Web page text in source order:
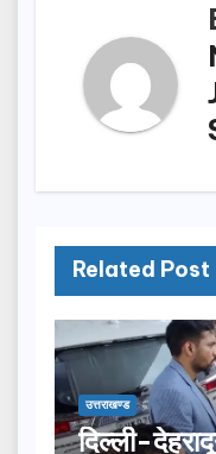
Related Post
उत्तराखण्ड
दिल्ली-